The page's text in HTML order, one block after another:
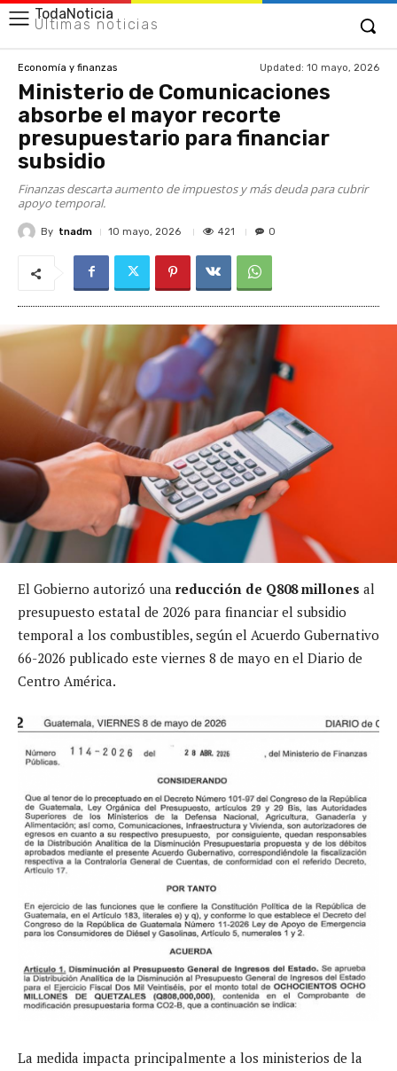
TodaNoticia
Últimas noticias
Economía y finanzas Updated: 10 mayo, 2026
Ministerio de Comunicaciones
absorbe el mayor recorte
presupuestario para financiar
subsidio
Finanzas descarta aumento de impuestos y más deuda para cubrir
apoyo temporal.
By tnadm 10 mayo, 2026 421 0
El Gobierno autorizó una reducción de Q808 millones al
presupuesto estatal de 2026 para financiar el subsidio
temporal a los combustibles, según el Acuerdo Gubernativo
66-2026 publicado este viernes 8 de mayo en el Diario de
Centro América.
La medida impacta principalmente a los ministerios de la